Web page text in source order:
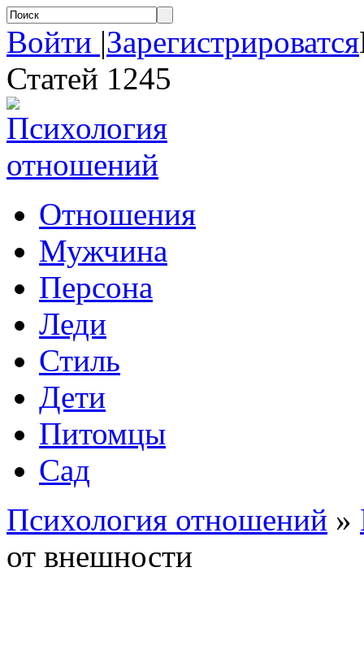
Войти |Зарегистрироватся
Статей 1245
Отношения
Мужчина
Персона
Леди
Стиль
Дети
Питомцы
Сад
Психология отношений »
от внешности